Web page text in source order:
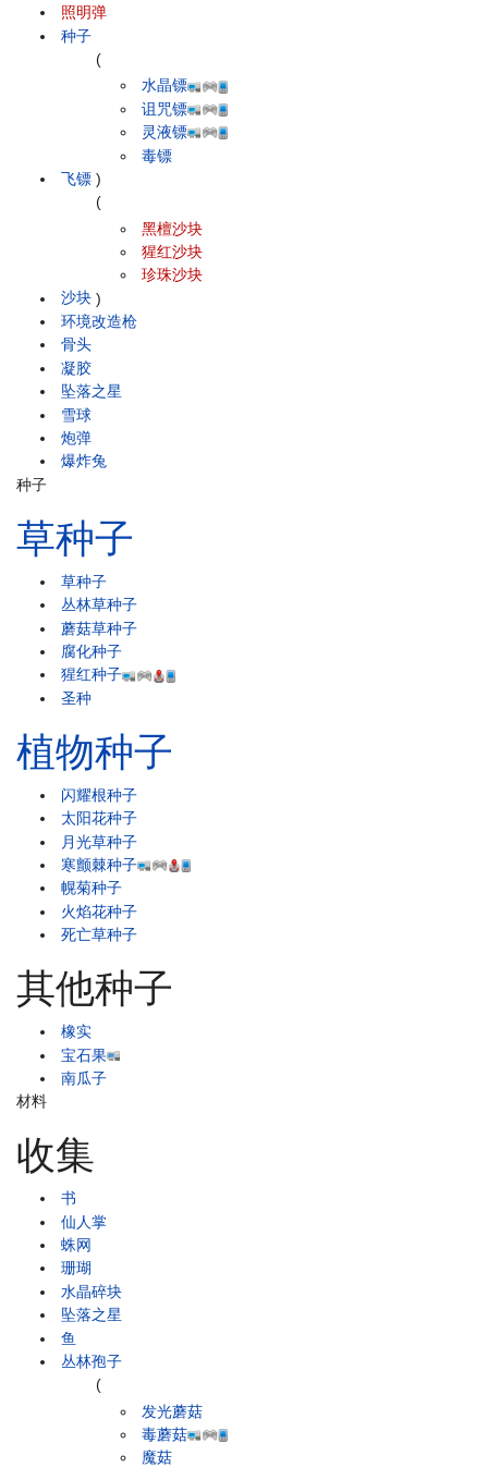
照明弹
种子
飞镖
(
水晶镖
诅咒镖
灵液镖
毒镖
)
沙块
(
黑檀沙块
猩红沙块
珍珠沙块
)
环境改造枪
骨头
凝胶
坠落之星
雪球
炮弹
爆炸兔
种子
草种子
草种子
丛林草种子
蘑菇草种子
腐化种子
猩红种子
圣种
植物种子
闪耀根种子
太阳花种子
月光草种子
寒颤棘种子
幌菊种子
火焰花种子
死亡草种子
其他种子
橡实
宝石果
南瓜子
材料
收集
书
仙人掌
蛛网
珊瑚
水晶碎块
坠落之星
鱼
丛林孢子
(
发光蘑菇
毒蘑菇
魔菇